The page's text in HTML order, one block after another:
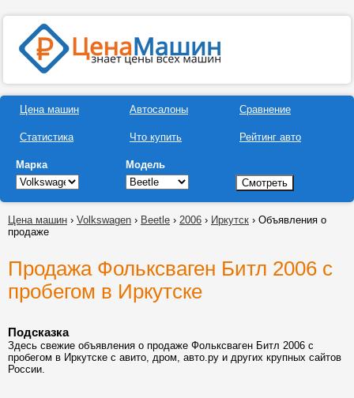
Цена машин
Статистика
Автосалоны
Что купить
Сравнение
Рейтинг авто
Марка Модель
Цена машин › Volkswagen › Beetle › 2006 › Иркутск › Объявления о
продаже
Продажа Фольксваген Битл 2006 с
пробегом в Иркутске
Подсказка
Здесь свежие объявления о продаже Фольксваген Битл 2006 с
пробегом в Иркутске с авито, дром, авто.ру и других крупных сайтов
России.